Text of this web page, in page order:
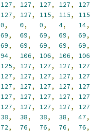
127, 127, 127, 127, 127
127, 127, 115, 115, 115
0, 0, 0, 4, 14,
69, 69, 69, 69, 69,
69, 69, 69, 69, 69,
94, 106, 106, 106, 106
125, 127, 127, 127, 127
127, 127, 127, 127, 127
127, 127, 127, 127, 127
127, 127, 127, 127, 127
127, 127, 127, 127, 127
38, 38, 38, 38, 47,
72, 76, 76, 76, 76,